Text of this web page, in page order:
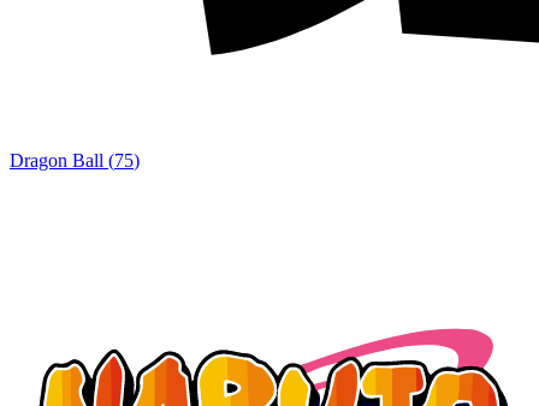
Dragon Ball (75)